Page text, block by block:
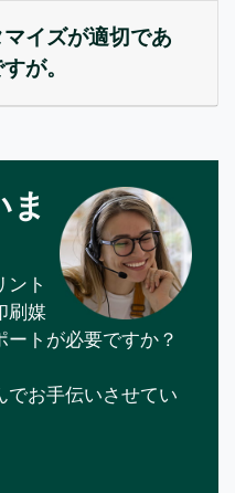
イズが適切であ
が。
ま
ント
刷媒
トが必要ですか？
でお手伝いさせてい